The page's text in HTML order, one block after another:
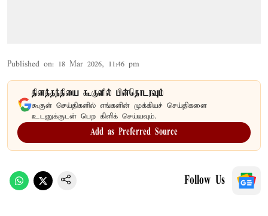
Published on: 18 Mar 2026, 11:46 pm
தினத்தந்தியை கூகுளில் பின்தொடரவும்
கூகுள் செய்திகளில் எங்களின் முக்கியச் செய்திகளை
உடனுக்குடன் பெற கிளிக் செய்யவும்.
Add as Preferred Source
Follow Us